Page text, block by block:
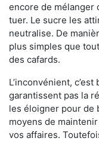
encore de mélanger
tuer. Le sucre les
neutralise. De
plus simples que
des cafards.
L’inconvénient,
garantissent pas la
les éloigner pour de
moyens de
vos affaires.